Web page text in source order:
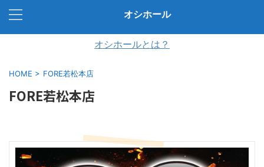
オシホール
オシホールとは？
HOME > FORE若松本店
FORE若松本店